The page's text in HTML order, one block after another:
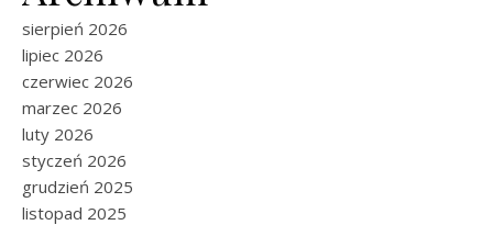
sierpień 2026
lipiec 2026
czerwiec 2026
marzec 2026
luty 2026
styczeń 2026
grudzień 2025
listopad 2025